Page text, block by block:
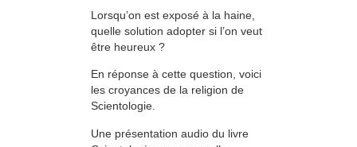
Lorsqu’on est exposé à la haine,
quelle solution adopter si l’on veut
être heureux ?
En réponse à cette question, voici
les croyances de la religion de
Scientologie.
Une présentation audio du livre